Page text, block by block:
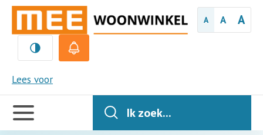
A A A
Lees voor
MEE
Handige
links
Ik zoek...